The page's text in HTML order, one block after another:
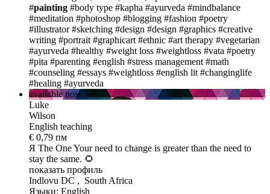
#painting #body type #kapha #ayurveda #mindbalance
#meditation #photoshop #blogging #fashion #poetry
#illustrator #sketching #design #design #graphics #creative
writing #portrait #graphicart #ethnic #art therapy #vegetarian
#ayurveda #healthy #weight loss #weightloss #vata #poetry
#pita #parenting #english #stress management #math
#counseling #essays #weightloss #english lit #changinglife
#healing #ayurveda
available now
Luke
Wilson
English teaching
€ 0,79 пм
Я The OneYour need to change is greater than the need to
stay the same. 🌻
показать профиль
Indlovu DC , South Africa
Языки: English